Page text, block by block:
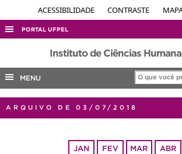
ACESSIBILIDADE CONTRASTE
PORTAL UFPEL
ACESSO À INFORMAÇÃO
AUDITORIA
COBALTO
CONCURSOS
Instituto de Ciências
MENU
ARQUIVO DE 03/07/2018
JAN FEV MAR ABR